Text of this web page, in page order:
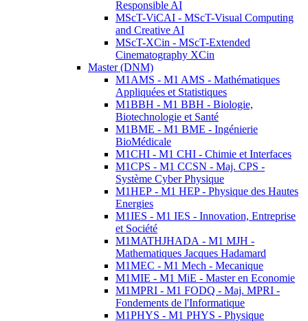
Responsible AI
MScT-ViCAI - MScT-Visual Computing
and Creative AI
MScT-XCin - MScT-Extended
Cinematography XCin
Master (DNM)
M1AMS - M1 AMS - Mathématiques
Appliquées et Statistiques
M1BBH - M1 BBH - Biologie,
Biotechnologie et Santé
M1BME - M1 BME - Ingénierie
BioMédicale
M1CHI - M1 CHI - Chimie et Interfaces
M1CPS - M1 CCSN - Maj. CPS -
Système Cyber Physique
M1HEP - M1 HEP - Physique des Hautes
Energies
M1IES - M1 IES - Innovation, Entreprise
et Société
M1MATHJHADA - M1 MJH -
Mathematiques Jacques Hadamard
M1MEC - M1 Mech - Mecanique
M1MIE - M1 MiE - Master en Economie
M1MPRI - M1 FODQ - Maj. MPRI -
Fondements de l'Informatique
M1PHYS - M1 PHYS - Physique